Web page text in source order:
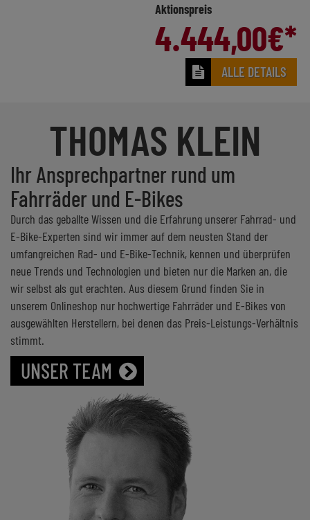
Aktionspreis
4.444,00€*
ALLE DETAILS
THOMAS KLEIN
Ihr Ansprechpartner rund um
Fahrräder und E-Bikes
Durch das geballte Wissen und die Erfahrung unserer Fahrrad- und
E-Bike-Experten sind wir immer auf dem neusten Stand der
umfangreichen Rad- und E-Bike-Technik, kennen und überprüfen
neue Trends und Technologien und bieten nur die Marken an, die
wir selbst als gut erachten. Aus diesem Grund finden Sie in
unserem Onlineshop nur hochwertige Fahrräder und E-Bikes von
ausgewählten Herstellern, bei denen das Preis-Leistungs-Verhältnis
stimmt.
UNSER TEAM